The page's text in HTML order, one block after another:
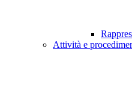
Attività e